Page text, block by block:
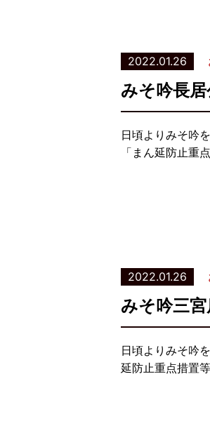
2022.01.26
みそ吟長
日頃よりみそ吟
「まん延防止重
2022.01.26
みそ吟三
日頃よりみそ吟
延防止重点措置